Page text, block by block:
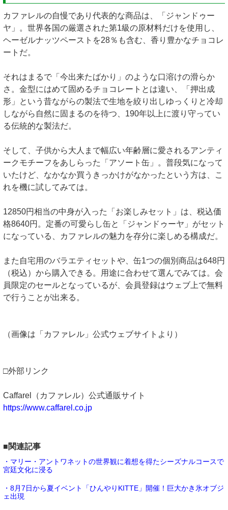
カファレルの自慢であり代表的な商品は、「ジャンドゥー
ヤ」。世界各国の厳選された第1級の原材料だけを使用し、
ヘーゼルナッツペーストを28％も含む、香り豊かなチョコレ
ートだ。
それはまるで「今出来たばかり」のような口溶けの滑らか
さ。金型にはめて固めるチョコレートとは違い、「押出成
形」という昔ながらの製法で生地を絞り出しゆっくりと冷却
しながら自然に固まるのを待つ、190年以上に渡り守ってい
る伝統的な製法だ。
そして、子供から大人まで幅広い年齢層に愛されるアンティ
ークモチーフをあしらった「アソート缶」。普段気になって
いたけど、なかなか買うきっかけがなかったという方は、こ
れを機に試してみては。
12850円相当の中身が入った「お楽しみセット」は、税込価
格8640円。定番の可愛らし缶と「ジャンドゥーヤ」がセット
になっている、カファレルの魅力を存分に楽しめる構成だ。
また自宅用のバラエティセットや、缶1つの個別商品は648円
（税込）から購入できる。用途に合わせて選んでみては。会
員限定のセールとなっているが、会員登録はウェブ上で無料
で行うことが出来る。
（画像は「カファレル」公式ウェブサイトより）
□外部リンク
Caffarel（カファレル）公式通販サイト
https://www.caffarel.co.jp
■関連記事
・マリー・アントワネットの世界観に着想を得たシーズナルコースで
宮廷文化に浸る
・8月7日から夏イベント「ひんやりKITTE」開催！巨大かき氷オブジ
ェ出現